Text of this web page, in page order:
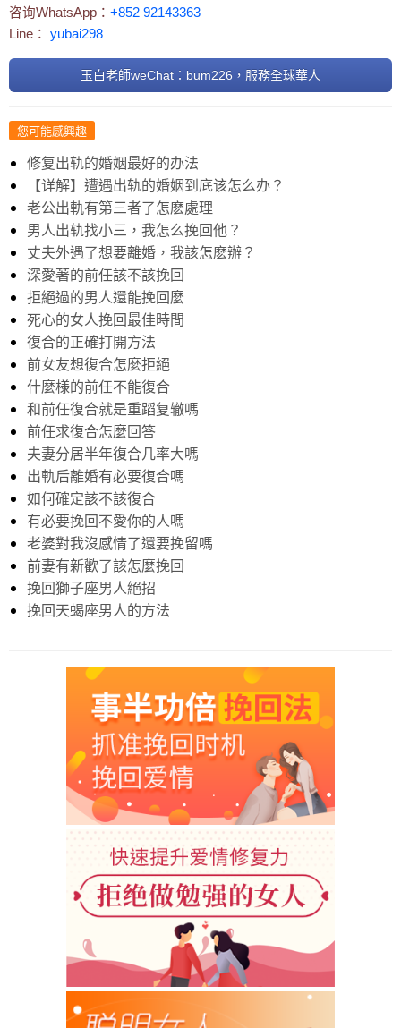
咨询WhatsApp： +852 92143363
Line： yubai298
玉白老師weChat：bum226，服務全球華人
您可能感興趣
修复出轨的婚姻最好的办法
【详解】遭遇出轨的婚姻到底该怎么办？
老公出軌有第三者了怎麽處理
男人出轨找小三，我怎么挽回他？
丈夫外遇了想要離婚，我該怎麽辦？
深愛著的前任該不該挽回
拒絕過的男人還能挽回麼
死心的女人挽回最佳時間
復合的正確打開方法
前女友想復合怎麼拒絕
什麼様的前任不能復合
和前任復合就是重蹈复辙嗎
前任求復合怎麼回答
夫妻分居半年復合几率大嗎
出軌后離婚有必要復合嗎
如何確定該不該復合
有必要挽回不愛你的人嗎
老婆對我沒感情了還要挽留嗎
前妻有新歡了該怎麼挽回
挽回獅子座男人絕招
挽回天蝎座男人的方法